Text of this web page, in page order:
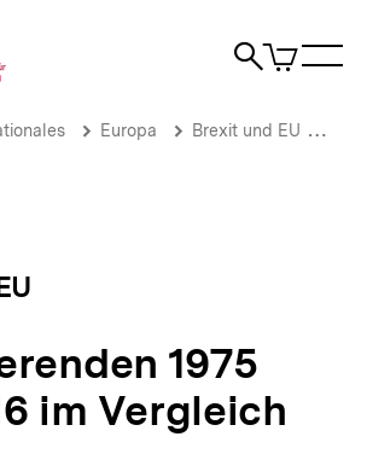
Suche
Artikel
im
Europa Brexit und EU
1975
im Vergleich